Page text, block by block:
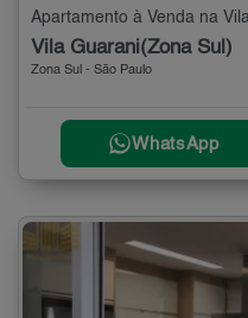
Vila Guarani(Zona Sul)
Zona Sul - São Paulo
WhatsApp